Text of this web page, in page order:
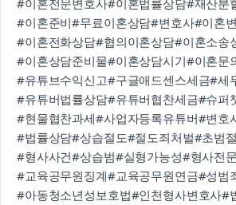
#이혼전문변호사#이혼법률상담#재산분
#이혼준비#무료이혼상담#변호사#이혼
#이혼전화상담#협의이혼상담#이혼소송
#이혼상담준비물#이혼상담시기#이혼문
#유튜브수익신고#구글애드센스세금#세
#유튜버법률상담#유튜버협찬세금#슈퍼
#현물협찬과세#사업자등록유튜버#변호
#법률상담#상습절도#절도죄처벌#초범
#형사사건#상습범#실형가능성#형사전
#교육공무원징계#교육공무원연금#성범
#아동청소년성보호법#인천형사변호사#